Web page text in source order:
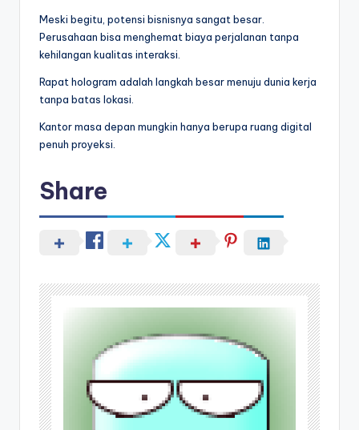
Meski begitu, potensi bisnisnya sangat besar.
Perusahaan bisa menghemat biaya perjalanan tanpa
kehilangan kualitas interaksi.
Rapat hologram adalah langkah besar menuju dunia kerja
tanpa batas lokasi.
Kantor masa depan mungkin hanya berupa ruang digital
penuh proyeksi.
Share